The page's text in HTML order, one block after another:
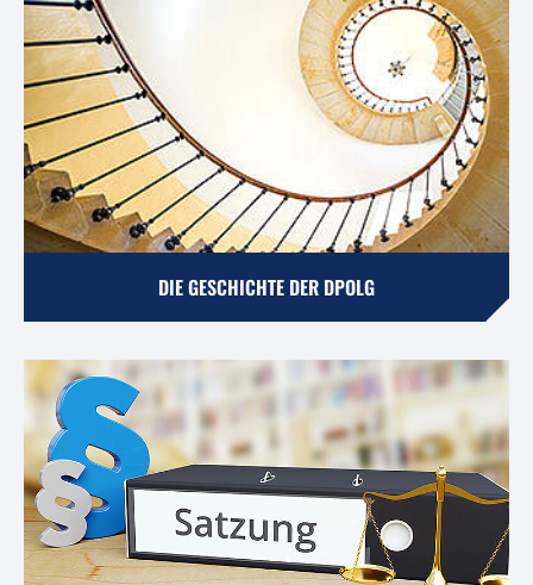
DIE GESCHICHTE DER DPOLG